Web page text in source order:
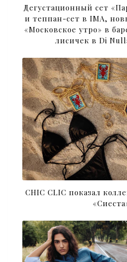
Дегустационный сет
и теппан-сет в IMA,
«Московское утро» в
лисичек в Di
CHIC CLIC показал